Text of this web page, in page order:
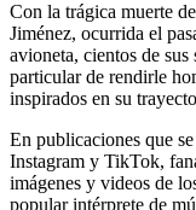
Con la trágica muerte
Jiménez, ocurrida el
avioneta, cientos de
particular de rendirle
inspirados en su
En publicaciones que
Instagram y TikTok,
imágenes y videos de
popular intérprete de